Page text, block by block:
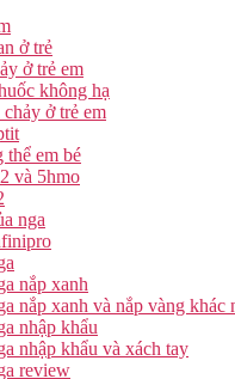
ở trẻ
ở trẻ em
không hạ
ở trẻ em
thể em bé
và 5hmo
nga
nắp xanh
nắp xanh và nắp vàng khác
nhập khẩu
nhập khẩu và xách tay
review